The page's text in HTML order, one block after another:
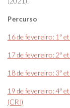
Percurso
16 de fevereiro: 1ª
17 de fevereiro: 2ª
18 de fevereiro: 3ª
19 de fevereiro: 4ª
(CRI)